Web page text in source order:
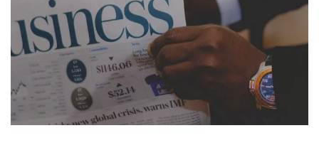
conference is intended for everyone involved in the
semiconductor industry, including engineers,
professional experts, and senior executives.
לחץ לפרטים